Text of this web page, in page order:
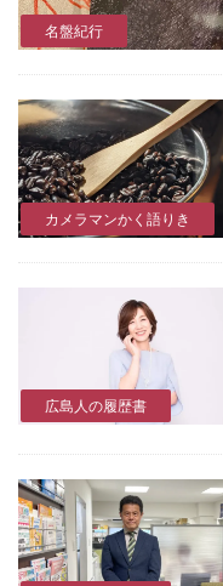
名盤紀行
カメラマンかく語りき
広島人の履歴書